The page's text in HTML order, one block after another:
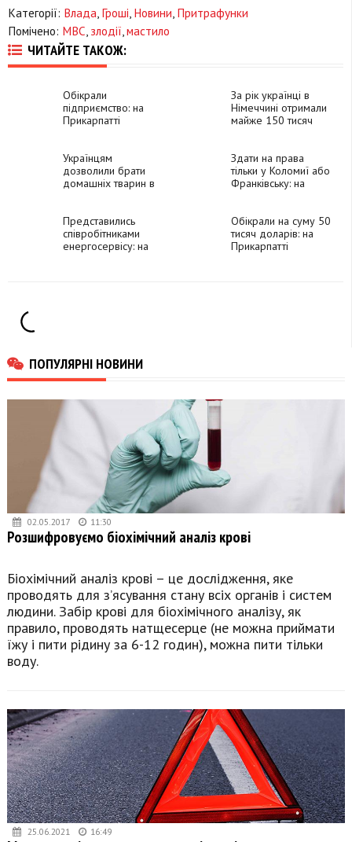
Категорії: Влада Гроші Новини Притрафунки
Помічено: МВС злодії мастило
ЧИТАЙТЕ ТАКОЖ:
Обікрали
підприємство: на
Прикарпатті
заволоділи майном
на 55 тисяч гривень
За рік українці в
Німеччині отримали
майже 150 тисяч
Українцям
дозволили брати
домашніх тварин в
Здати на права
тільки у Коломиї або
Франківську: на
центри МВС
Представились
співробітниками
енергосервісу: на
Обікрали на суму 50
тисяч доларів: на
Прикарпатті
ПОПУЛЯРНІ НОВИНИ
02.05.2017 11:30
Розшифровуємо біохімічний аналіз крові
Біохімічний аналіз крові – це дослідження, яке
проводять для з’ясування стану всіх органів і систем
людини. Забір крові для біохімічного аналізу, як
правило, проводять натщесерце (не можна приймати
їжу і пити рідину за 6-12 годин), можна пити тільки
воду.
25.06.2021 16:49